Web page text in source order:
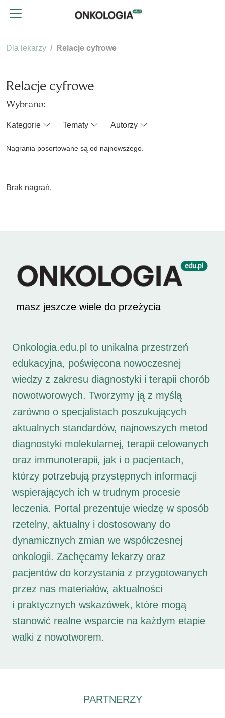
Dla lekarzy Relacje cyfrowe
Relacje cyfrowe
Wybrano:
Kategorie Tematy Autorzy
Nagrania posortowane są od najnowszego.
Brak nagrań.
masz jeszcze wiele do przeżycia
Onkologia.edu.pl to unikalna przestrzeń
edukacyjna, poświęcona nowoczesnej
wiedzy z zakresu diagnostyki i terapii chorób
nowotworowych. Tworzymy ją z myślą
zarówno o specjalistach poszukujących
aktualnych standardów, najnowszych metod
diagnostyki molekularnej, terapii celowanych
oraz immunoterapii, jak i o pacjentach,
którzy potrzebują przystępnych informacji
wspierających ich w trudnym procesie
leczenia. Portal prezentuje wiedzę w sposób
rzetelny, aktualny i dostosowany do
dynamicznych zmian we współczesnej
onkologii. Zachęcamy lekarzy oraz
pacjentów do korzystania z przygotowanych
przez nas materiałów, aktualności
i praktycznych wskazówek, które mogą
stanowić realne wsparcie na każdym etapie
walki z nowotworem.
PARTNERZY